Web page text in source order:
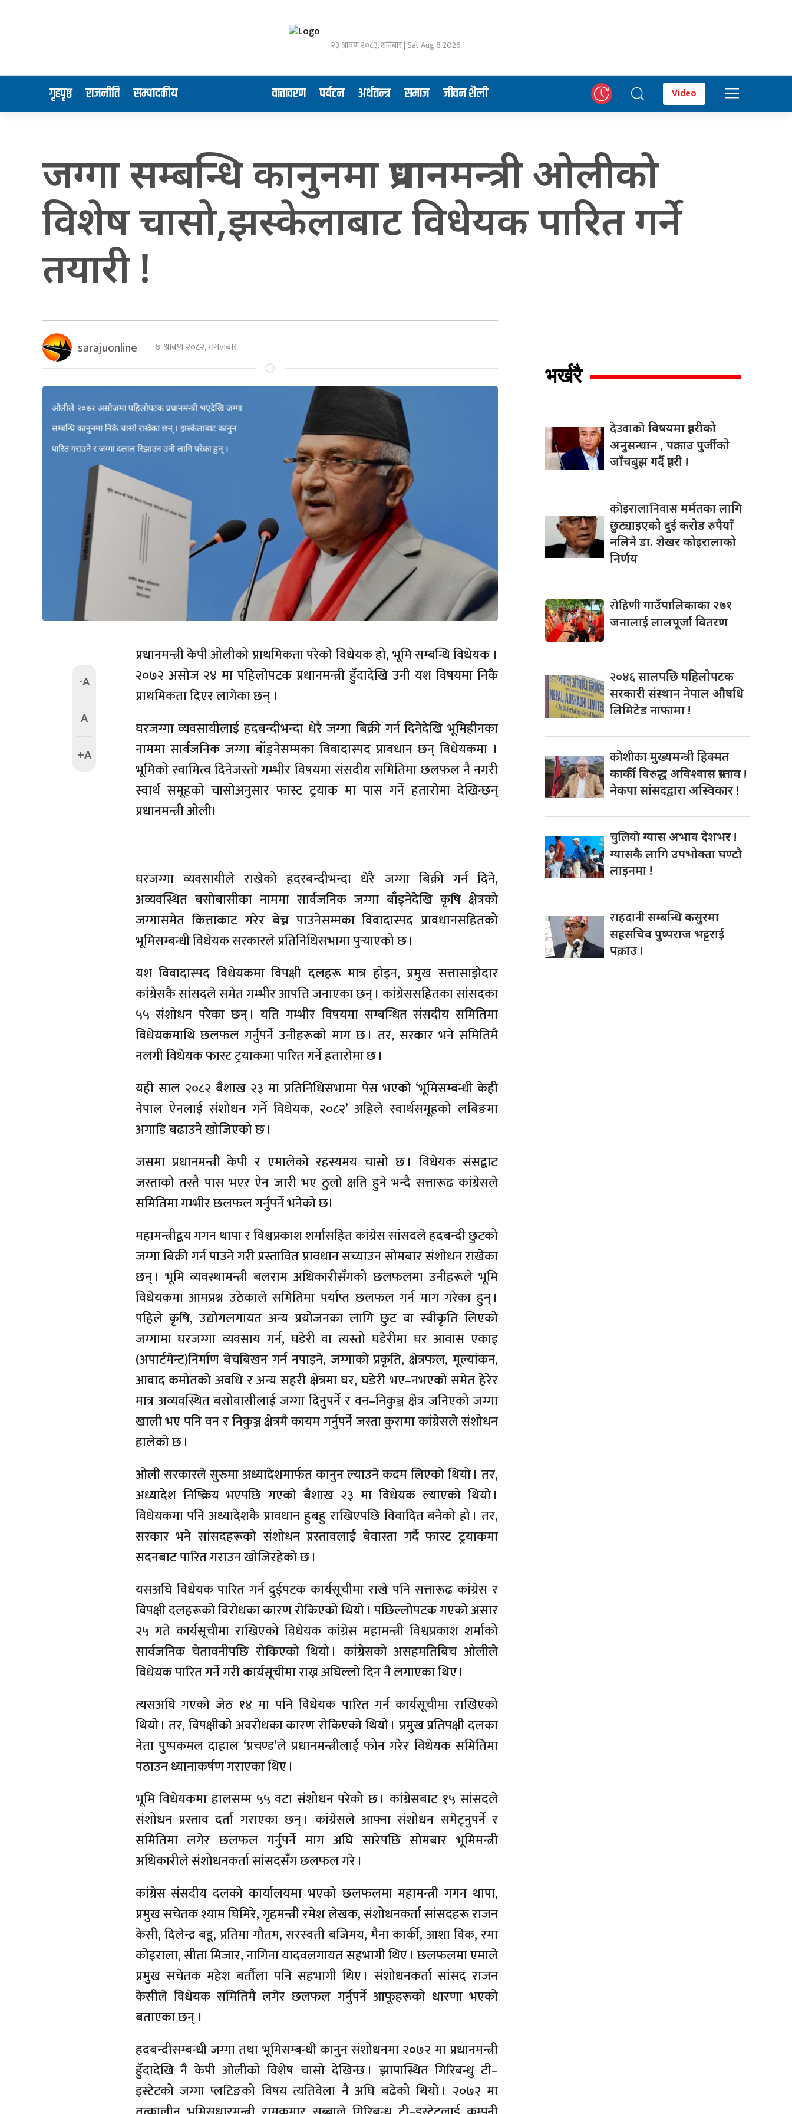
२३ श्रावण २०८३, शनिबार | Sat Aug 8 2026
गृहपृष्ठ राजनीति सम्पादकीय वातावरण पर्यटन अर्थतन्त्र समाज जीवन शैली Video
जग्गा सम्बन्धि कानुनमा प्रधानमन्त्री ओलीको
विशेष चासो,झस्केलाबाट विधेयक पारित गर्ने
तयारी !
sarajuonline ७ श्रावण २०८२, मंगलबार
-A
A
+A
प्रधानमन्त्री केपी ओलीको प्राथमिकता परेको विधेयक हो, भूमि सम्बन्धि विधेयक ।
२०७२ असोज २४ मा पहिलोपटक प्रधानमन्त्री हुँदादेखि उनी यश विषयमा निकै
प्राथमिकता दिएर लागेका छन् ।
घरजग्गा व्यवसायीलाई हदबन्दीभन्दा धेरै जग्गा बिक्री गर्न दिनेदेखि भूमिहीनका
नाममा सार्वजनिक जग्गा बाँड्नेसम्मका विवादास्पद प्रावधान छन् विधेयकमा ।
भूमिको स्वामित्व दिनेजस्तो गम्भीर विषयमा संसदीय समितिमा छलफल नै नगरी
स्वार्थ समूहको चासोअनुसार फास्ट ट्रयाक मा पास गर्ने हतारोमा देखिन्छन्
प्रधानमन्त्री ओली।
घरजग्गा व्यवसायीले राखेको हदरबन्दीभन्दा धेरै जग्गा बिक्री गर्न दिने,
अव्यवस्थित बसोबासीका नाममा सार्वजनिक जग्गा बाँड्नेदेखि कृषि क्षेत्रको
जग्गासमेत कित्ताकाट गरेर बेच्न पाउनेसम्मका विवादास्पद प्रावधानसहितको
भूमिसम्बन्धी विधेयक सरकारले प्रतिनिधिसभामा पुर्‍याएको छ ।
यश विवादास्पद विधेयकमा विपक्षी दलहरू मात्र होइन, प्रमुख सत्तासाझेदार
कांग्रेसकै सांसदले समेत गम्भीर आपत्ति जनाएका छन् । कांग्रेससहितका सांसदका
५५ संशोधन परेका छन् । यति गम्भीर विषयमा सम्बन्धित संसदीय समितिमा
विधेयकमाथि छलफल गर्नुपर्ने उनीहरूको माग छ । तर, सरकार भने समितिमै
नलगी विधेयक फास्ट ट्रयाकमा पारित गर्ने हतारोमा छ ।
यही साल २०८२ बैशाख २३ मा प्रतिनिधिसभामा पेस भएको ‘भूमिसम्बन्धी केही
नेपाल ऐनलाई संशोधन गर्ने विधेयक, २०८२’ अहिले स्वार्थसमूहको लबिङमा
अगाडि बढाउने खोजिएको छ ।
जसमा प्रधानमन्त्री केपी र एमालेको रहस्यमय चासो छ । विधेयक संसद्बाट
जस्ताको तस्तै पास भएर ऐन जारी भए ठुलो क्षति हुने भन्दै सत्तारूढ कांग्रेसले
समितिमा गम्भीर छलफल गर्नुपर्ने भनेको छ।
महामन्त्रीद्वय गगन थापा र विश्वप्रकाश शर्मासहित कांग्रेस सांसदले हदबन्दी छुटको
जग्गा बिक्री गर्न पाउने गरी प्रस्तावित प्रावधान सच्याउन सोमबार संशोधन राखेका
छन् । भूमि व्यवस्थामन्त्री बलराम अधिकारीसँगको छलफलमा उनीहरूले भूमि
विधेयकमा आमप्रश्न उठेकाले समितिमा पर्याप्त छलफल गर्न माग गरेका हुन् ।
पहिले कृषि, उद्योगलगायत अन्य प्रयोजनका लागि छुट वा स्वीकृति लिएको
जग्गामा घरजग्गा व्यवसाय गर्न, घडेरी वा त्यस्तो घडेरीमा घर आवास एकाइ
(अपार्टमेन्ट)निर्माण बेचबिखन गर्न नपाइने, जग्गाको प्रकृति, क्षेत्रफल, मूल्यांकन,
आवाद कमोतको अवधि र अन्य सहरी क्षेत्रमा घर, घडेरी भए–नभएको समेत हेरेर
मात्र अव्यवस्थित बसोवासीलाई जग्गा दिनुपर्ने र वन–निकुञ्ज क्षेत्र जनिएको जग्गा
खाली भए पनि वन र निकुञ्ज क्षेत्रमै कायम गर्नुपर्ने जस्ता कुरामा कांग्रेसले संशोधन
हालेको छ ।
ओली सरकारले सुरुमा अध्यादेशमार्फत कानुन ल्याउने कदम लिएको थियो । तर,
अध्यादेश निष्क्रिय भएपछि गएको बैशाख २३ मा विधेयक ल्याएको थियो ।
विधेयकमा पनि अध्यादेशकै प्रावधान हुबहु राखिएपछि विवादित बनेको हो । तर,
सरकार भने सांसदहरूको संशोधन प्रस्तावलाई बेवास्ता गर्दै फास्ट ट्रयाकमा
सदनबाट पारित गराउन खोजिरहेको छ ।
यसअघि विधेयक पारित गर्न दुईपटक कार्यसूचीमा राखे पनि सत्तारूढ कांग्रेस र
विपक्षी दलहरूको विरोधका कारण रोकिएको थियो । पछिल्लोपटक गएको असार
२५ गते कार्यसूचीमा राखिएको विधेयक कांग्रेस महामन्त्री विश्वप्रकाश शर्माको
सार्वजनिक चेतावनीपछि रोकिएको थियो । कांग्रेसको असहमतिबिच ओलीले
विधेयक पारित गर्ने गरी कार्यसूचीमा राख्न अघिल्लो दिन नै लगाएका थिए ।
त्यसअघि गएको जेठ १४ मा पनि विधेयक पारित गर्न कार्यसूचीमा राखिएको
थियो । तर, विपक्षीको अवरोधका कारण रोकिएको थियो । प्रमुख प्रतिपक्षी दलका
नेता पुष्पकमल दाहाल ‘प्रचण्ड’ले प्रधानमन्त्रीलाई फोन गरेर विधेयक समितिमा
पठाउन ध्यानाकर्षण गराएका थिए ।
भूमि विधेयकमा हालसम्म ५५ वटा संशोधन परेको छ । कांग्रेसबाट १५ सांसदले
संशोधन प्रस्ताव दर्ता गराएका छन् । कांग्रेसले आफ्ना संशोधन समेट्नुपर्ने र
समितिमा लगेर छलफल गर्नुपर्ने माग अघि सारेपछि सोमबार भूमिमन्त्री
अधिकारीले संशोधनकर्ता सांसदसँग छलफल गरे ।
कांग्रेस संसदीय दलको कार्यालयमा भएको छलफलमा महामन्त्री गगन थापा,
प्रमुख सचेतक श्याम घिमिरे, गृहमन्त्री रमेश लेखक, संशोधनकर्ता सांसदहरू राजन
केसी, दिलेन्द्र बडू, प्रतिमा गौतम, सरस्वती बजिमय, मैना कार्की, आशा विक, रमा
कोइराला, सीता मिजार, नागिना यादवलगायत सहभागी थिए । छलफलमा एमाले
प्रमुख सचेतक महेश बर्तौला पनि सहभागी थिए । संशोधनकर्ता सांसद राजन
केसीले विधेयक समितिमै लगेर छलफल गर्नुपर्ने आफूहरूको धारणा भएको
बताएका छन् ।
हदबन्दीसम्बन्धी जग्गा तथा भूमिसम्बन्धी कानुन संशोधनमा २०७२ मा प्रधानमन्त्री
हुँदादेखि नै केपी ओलीको विशेष चासो देखिन्छ । झापास्थित गिरिबन्धु टी–
इस्टेटको जग्गा प्लटिङको विषय त्यतिवेला नै अघि बढेको थियो । २०७२ मा
भर्खरै
देउवाकोविषयमा प्रहरीको
अनुसन्धान , पक्राउ पुर्जीको
जाँचबुझ गर्दै प्रहरी !
कोइरालानिवासमर्मतका लागि
छुट्याइएको दुई करोड रुपैयाँ
नलिने डा. शेखर कोइरालाको
निर्णय
रोहिणीगाउँपालिकाका २७१
जनालाई लालपूर्जा वितरण
२०४६सालपछि पहिलोपटक
सरकारी संस्थान नेपाल औषधि
लिमिटेड नाफामा !
कोशीकामुख्यमन्त्री हिक्मत
कार्की विरुद्ध अविश्वास प्रस्ताव !
नेकपा सांसदद्वारा अस्विकार !
चुलियोग्यास अभाव देशभर !
ग्यासकै लागि उपभोक्ता घण्टौ
लाइनमा !
राहदानीसम्बन्धि कसुरमा
सहसचिव पुष्पराज भट्टराई
पक्राउ !